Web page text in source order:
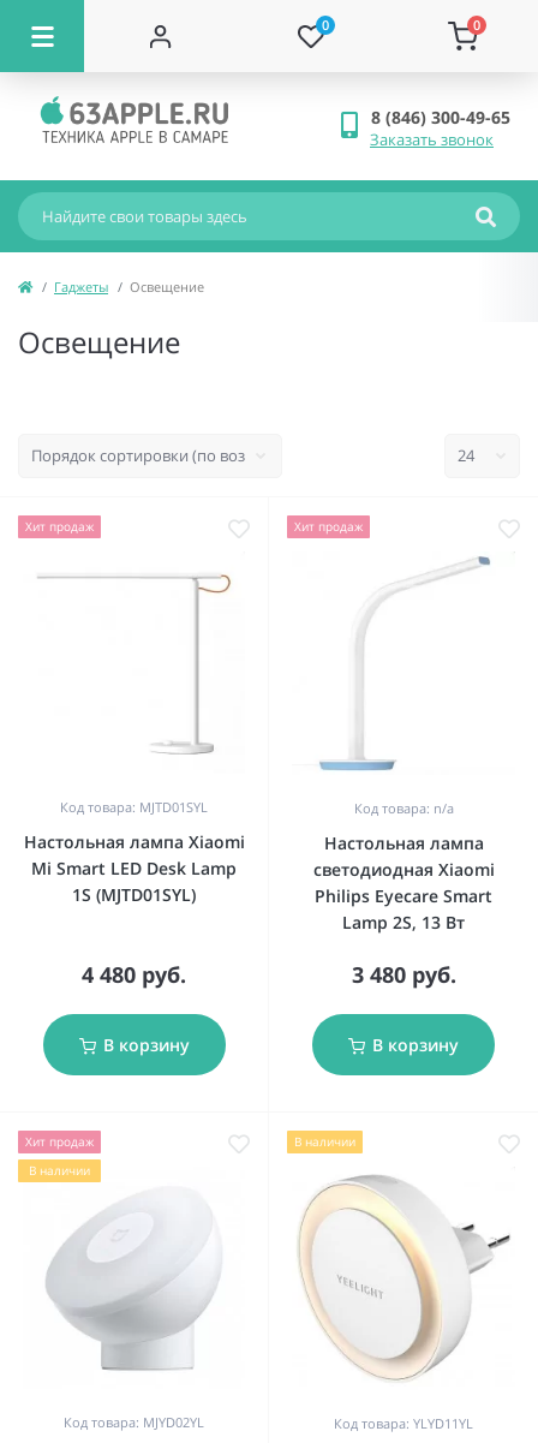
0 0
8 (846) 300-49-65
Заказать звонок
Гаджеты Освещение
Освещение
Хит продаж
Код товара: MJTD01SYL
Настольная лампа Xiaomi
Mi Smart LED Desk Lamp
1S (MJTD01SYL)
4 480 руб.
В корзину
Хит продаж
Код товара: n/a
Настольная лампа
светодиодная Xiaomi
Philips Eyecare Smart
Lamp 2S, 13 Вт
3 480 руб.
В корзину
Хит продаж
В наличии
Код товара: MJYD02YL
В наличии
Код товара: YLYD11YL